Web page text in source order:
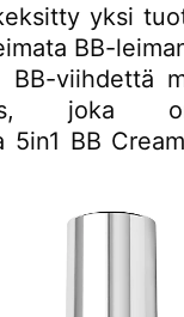
yksi
BB-
BB-viihdettä
joka
5in1 BB